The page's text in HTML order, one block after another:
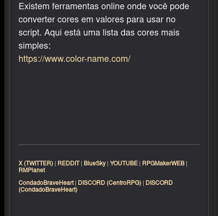
Existem ferramentas online onde você pode
converter cores em valores para usar no
script. Aqui está uma lista das cores mais
simples:
https://www.color-name.com/
X (TWITTER) REDDIT BlueSky YOUTUBE RPGMakerWEB
RMPlanet
CondadoBraveHeart| DISCORD (CentroRPG)
DISCORD
(CondadoBraveHeart)